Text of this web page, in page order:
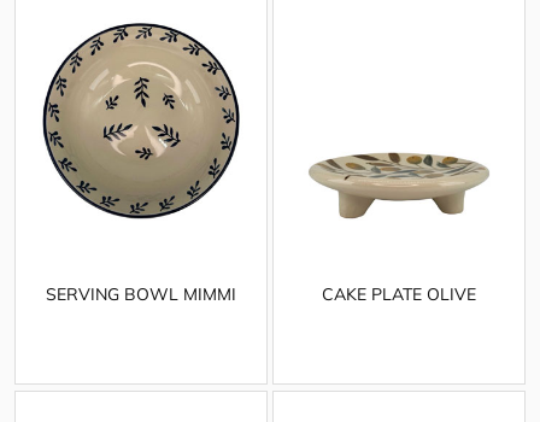
SERVING BOWL MIMMI CAKE PLATE OLIVE